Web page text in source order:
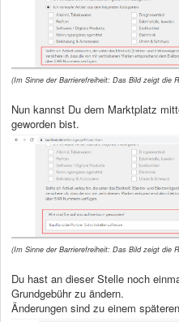
(Im Sinne der Barrierefreiheit: Das Bild zeigt die
Nun kannst Du dem Marktplatz
geworden bist.
(Im Sinne der Barrierefreiheit: Das Bild zeigt die
Du hast an dieser Stelle noch
Grundgebühr zu ändern.
Änderungen sind zu einem